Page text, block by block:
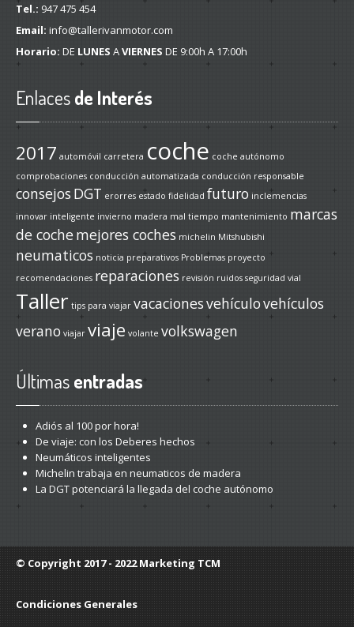
Tel.: 947 475 454
Email: info@tallerivanmotor.com
Horario: DE LUNES AVIERNES DE 9:00h A 17:00h
Enlacesde Interés
2017 automóvil carretera coche coche autónomo
comprobaciones conducción automatizada conducción responsable
consejos DGT erorres estado fidelidad futuro inclemencias
innovar inteligente invierno madera mal tiempo mantenimiento marcas
de cochemejores coches michelin Mitshubishi
neumaticos noticia preparativos Problemas proyecto
recomendaciones reparaciones revisión ruidos seguridad vial
Taller tips para viajar vacacionesvehículovehículos
verano viajar viaje volante volkswagen
Últimasentradas
Adiós al 100 por hora!
De viaje: con los Deberes hechos
Neumáticos inteligentes
Michelin trabaja en neumaticos de madera
La DGT potenciará la llegada del coche autónomo
© Copyright 2017 - 2022Marketing TCM
Condiciones Generales